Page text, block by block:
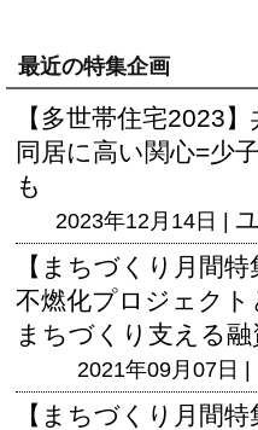
最近の特集企画
【多世帯住宅2023
同居に高い関心=少
も
2023年12月14日 |
【まちづくり月間
不燃化プロジェクト
まちづくり支える
2021年09月07日 |
【まちづくり月間